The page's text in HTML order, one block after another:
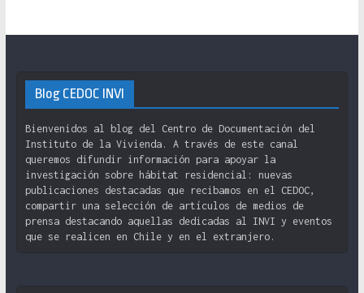
Blog CEDOC INVI
Bienvenidos al blog del Centro de Documentación del
Instituto de la Vivienda. A través de este canal
queremos difundir información para apoyar la
investigación sobre hábitat residencial: nuevas
publicaciones destacadas que recibamos en el CEDOC,
compartir una selección de artículos de medios de
prensa destacando aquellas dedicadas al INVI y eventos
que se realicen en Chile y en el extranjero.